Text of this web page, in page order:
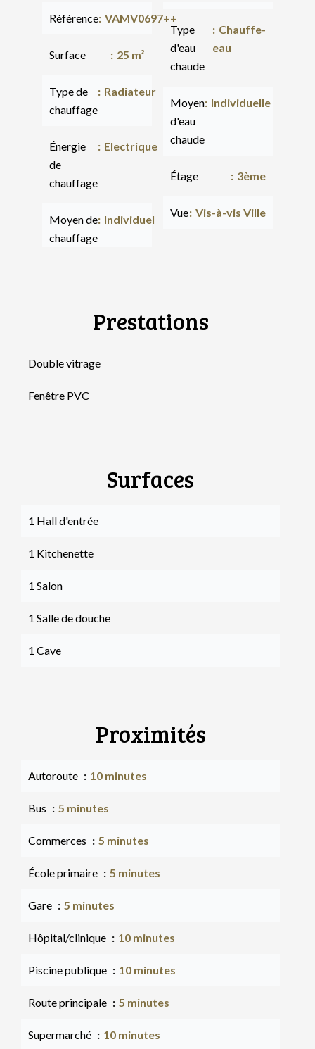
Référence VAMV0697++
Surface 25 m²
Type de
chauffage
Radiateur
Énergie
de
chauffage
Electrique
Moyen de
chauffage
Individuel
Type
d'eau
chaude
Chauffe-
eau
Moyen
d'eau
chaude
Individuelle
Étage 3ème
Vue Vis-à-vis Ville
Prestations
Double vitrage
Fenêtre PVC
Surfaces
1 Hall d'entrée
1 Kitchenette
1 Salon
1 Salle de douche
1 Cave
Proximités
Autoroute 10 minutes
Bus 5 minutes
Commerces 5 minutes
École primaire 5 minutes
Gare 5 minutes
Hôpital/clinique 10 minutes
Piscine publique 10 minutes
Route principale 5 minutes
Supermarché 10 minutes